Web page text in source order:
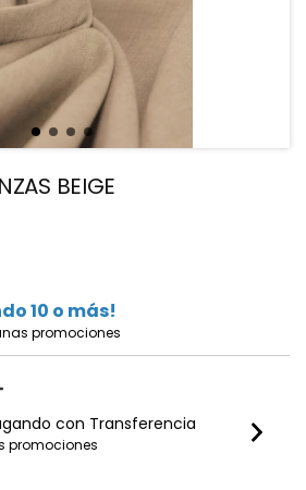
BEIGE
10 o más!
promociones
con Transferencia
promociones